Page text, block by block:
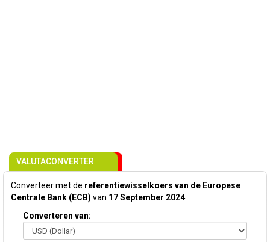
VALUTACONVERTER
Converteer met de referentiewisselkoers van de Europese
Centrale Bank (ECB) van 17 September 2024:
Converteren van: